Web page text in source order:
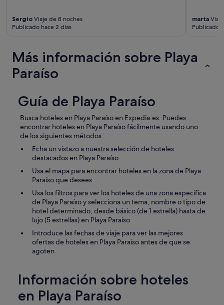
Sergio Viaje de 8 noches
Publicado hace 2 días
marta
Publicado
Más información sobre Playa
Paraíso
Guía de Playa Paraíso
Busca hoteles en Playa Paraíso en Expedia.es. Puedes
encontrar hoteles en Playa Paraíso fácilmente usando uno
de los siguientes métodos:
Echa un vistazo a nuestra selección de hoteles
destacados en Playa Paraíso
Usa el mapa para encontrar hoteles en la zona de Playa
Paraíso que desees
Usa los filtros para ver los hoteles de una zona específica
de Playa Paraíso y selecciona un tema, nombre o tipo de
hotel determinado, desde básico (de 1 estrella) hasta de
lujo (5 estrellas) en Playa Paraíso
Introduce las fechas de viaje para ver las mejores
ofertas de hoteles en Playa Paraíso antes de que se
agoten
Información sobre hoteles
en Playa Paraíso